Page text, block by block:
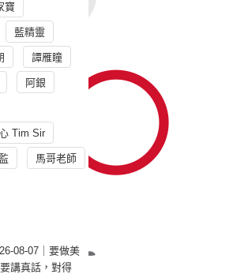
寶
藍精靈
譚雁瞳
阿銀
Tim Sir
馬哥老師
08-07｜要做美
講真話，對得